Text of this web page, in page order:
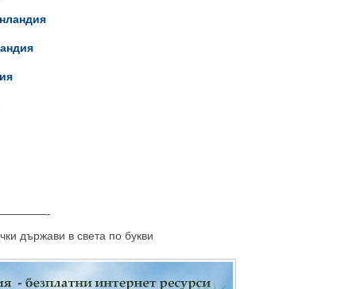
държави в света по букви